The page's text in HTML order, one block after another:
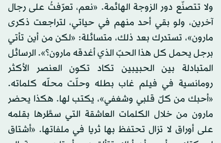
ولا تتصنّع دور الزوجة الهائمة. «نعم، تعرّفتُ على رجال
آخرين، ولو بقي أحد منهم في حياتي، لتراجعت ذكرى
مارون»، تستدرك بعد ذلك، متسائلة: «لكن من أين تأتي
برجل يحمل كل هذا الحبّ الذي أغدقه مارون؟». الرسائل
المتبادلة بين الحبيبين تكاد تكون العنصر الأكثر
رومانسية في فيلم غاب بطله وحلّت محلّه كلماته.
«أحبك من كلّ قلبي وشغفي»، يكتب لها. هكذا يحضر
مارون من خلال الكلمات العاشقة التي سطَّرها بقلمه
على أوراق لا تزال تحتفظ بها ثريا في ملفاتها. «أشتاق